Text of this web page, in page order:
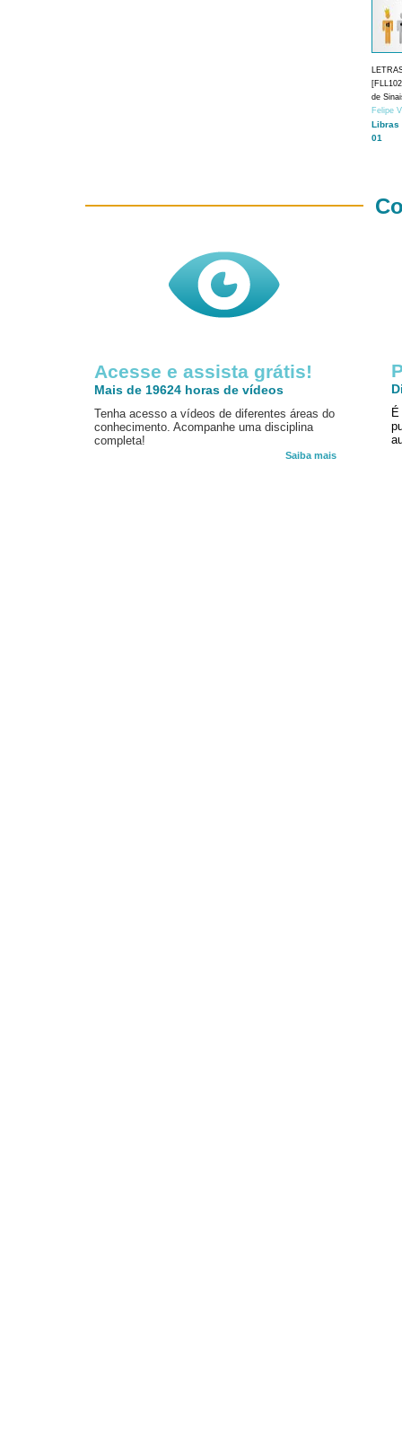
de
Felipe
Libras
01
Acesse e assista grátis!
Mais de 19624 horas de vídeos
Tenha acesso a vídeos de diferentes áreas do
conhecimento. Acompanhe uma disciplina
completa!
Saiba mais